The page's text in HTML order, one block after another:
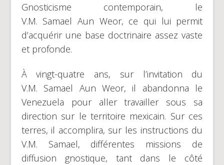
Gnosticisme contemporain, le
V.M. Samael Aun Weor, ce qui lui permit
d’acquérir une base doctrinaire assez vaste
et profonde.
À vingt-quatre ans, sur l’invitation du
V.M. Samael Aun Weor, il abandonna le
Venezuela pour aller travailler sous sa
direction sur le territoire mexicain. Sur ces
terres, il accomplira, sur les instructions du
V.M. Samael, différentes missions de
diffusion gnostique, tant dans le côté